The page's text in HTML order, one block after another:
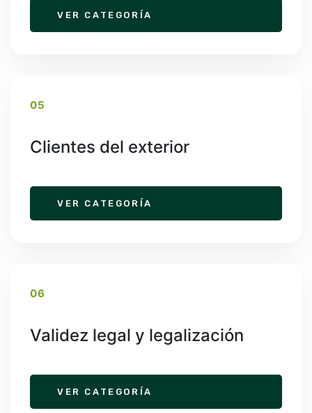
VER CATEGORÍA
05
Clientes del exterior
VER CATEGORÍA
06
Validez legal y legalización
VER CATEGORÍA